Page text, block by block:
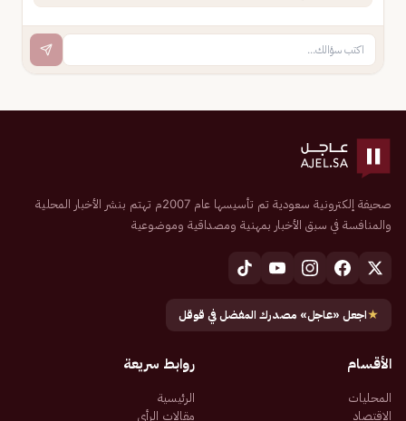
صحيفة إلكترونية سعودية تم تأسيسها عام 2007م تهتم بنشر الأخبار المحلية
والمنافسة في سبق الأخبار بمهنية ومصداقية وموضوعية
★اجعل «عاجل» مصدرك المفضل في قوقل
الأقسام
المحليات
الاقتصاد
روابط سريعة
الرئيسية
مقالات الرأي